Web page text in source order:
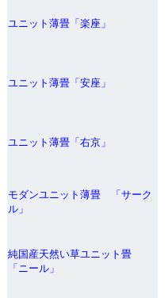
ユニット薄畳「楽座」
ユニット薄畳「安座」
ユニット薄畳「右京」
モダンユニット薄畳 「サーク
ル」
純国産天然い草ユニット畳
「ニール」